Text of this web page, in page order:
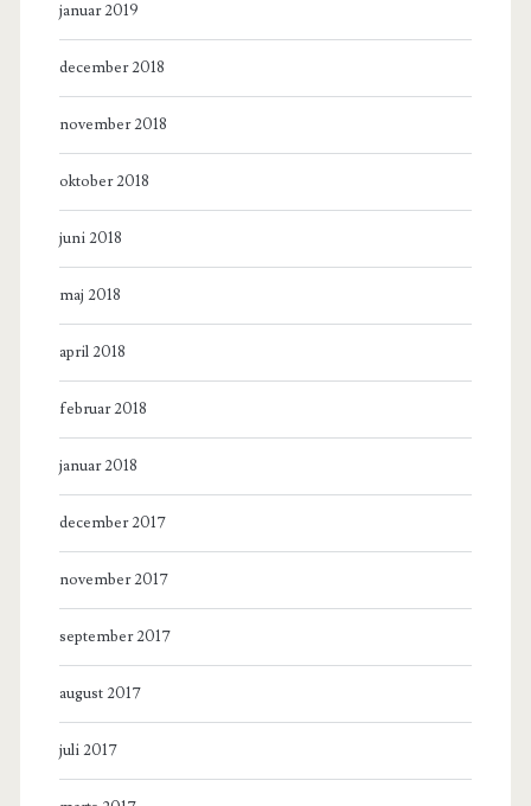
januar 2019
december 2018
november 2018
oktober 2018
juni 2018
maj 2018
april 2018
februar 2018
januar 2018
december 2017
november 2017
september 2017
august 2017
juli 2017